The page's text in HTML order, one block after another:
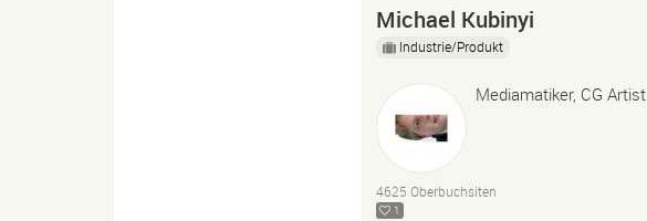
Michael Kubinyi
Industrie/Produkt
Mediamatiker, CG Artist
4625 Oberbuchsiten
1